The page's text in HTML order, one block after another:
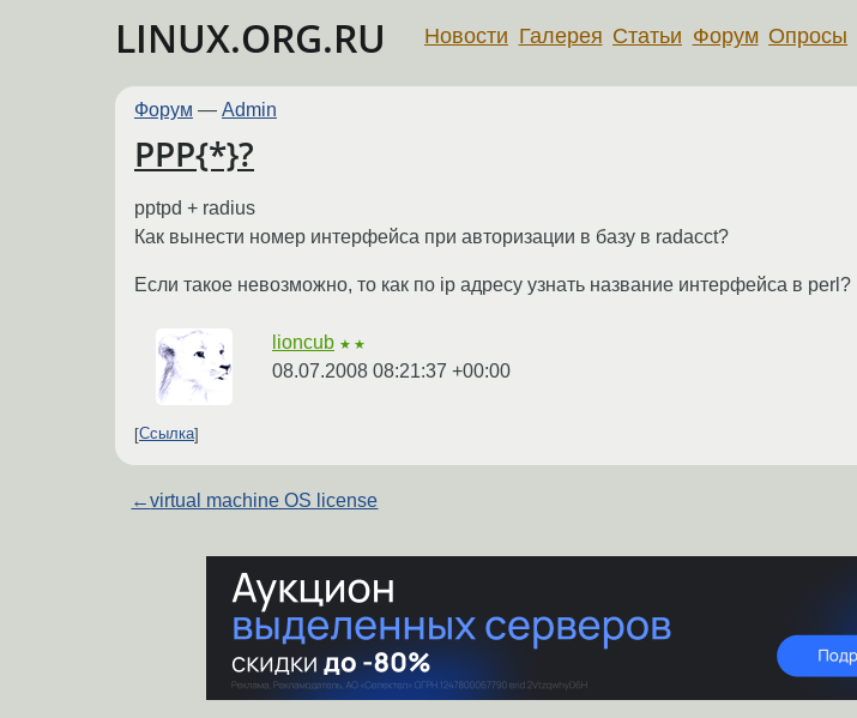
LINUX.ORG.RU Новости Галерея Статьи Форум Опросы
Форум — Admin
PPP{*}?
pptpd + radius
Как вынести номер интерфейса при авторизации в базу в radacct?
Если такое невозможно, то как по ip адресу узнать название интерфейса в perl?
lioncub ★★
08.07.2008 08:21:37 +00:00
Ссылка
←virtual machine OS license